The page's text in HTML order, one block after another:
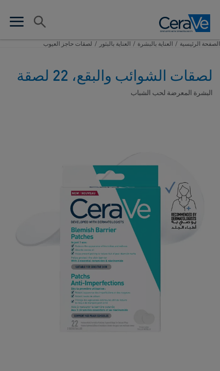
search
menu
البحث
الصفحة الرئيسية​ / العناية بالبشرة / العناية بالبثور / لصقات حاجز العيوب
لصقات الشوائب والبقع، 22 لصقة
البشرة المعرضة لحب الشباب